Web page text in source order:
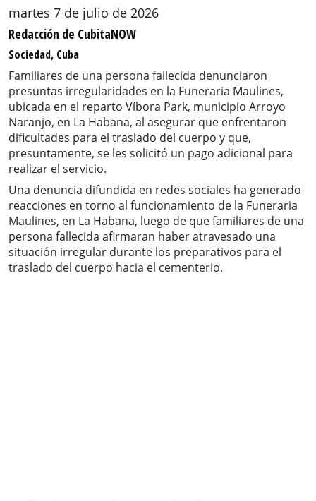
martes 7 de julio de 2026
Redacción de CubitaNOW
Sociedad, Cuba
Familiares de una persona fallecida denunciaron
presuntas irregularidades en la Funeraria Maulines,
ubicada en el reparto Víbora Park, municipio Arroyo
Naranjo, en La Habana, al asegurar que enfrentaron
dificultades para el traslado del cuerpo y que,
presuntamente, se les solicitó un pago adicional para
realizar el servicio.
Una denuncia difundida en redes sociales ha generado
reacciones en torno al funcionamiento de la Funeraria
Maulines, en La Habana, luego de que familiares de una
persona fallecida afirmaran haber atravesado una
situación irregular durante los preparativos para el
traslado del cuerpo hacia el cementerio.